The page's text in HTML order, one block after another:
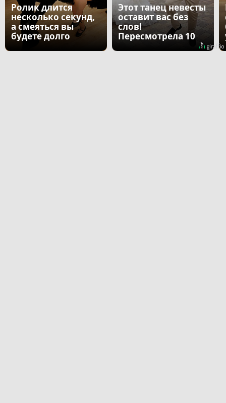
Ролик длится
несколько секунд,
а смеяться вы
будете долго
Этот танец невесты
оставит вас без
слов!
Пересмотрела 10